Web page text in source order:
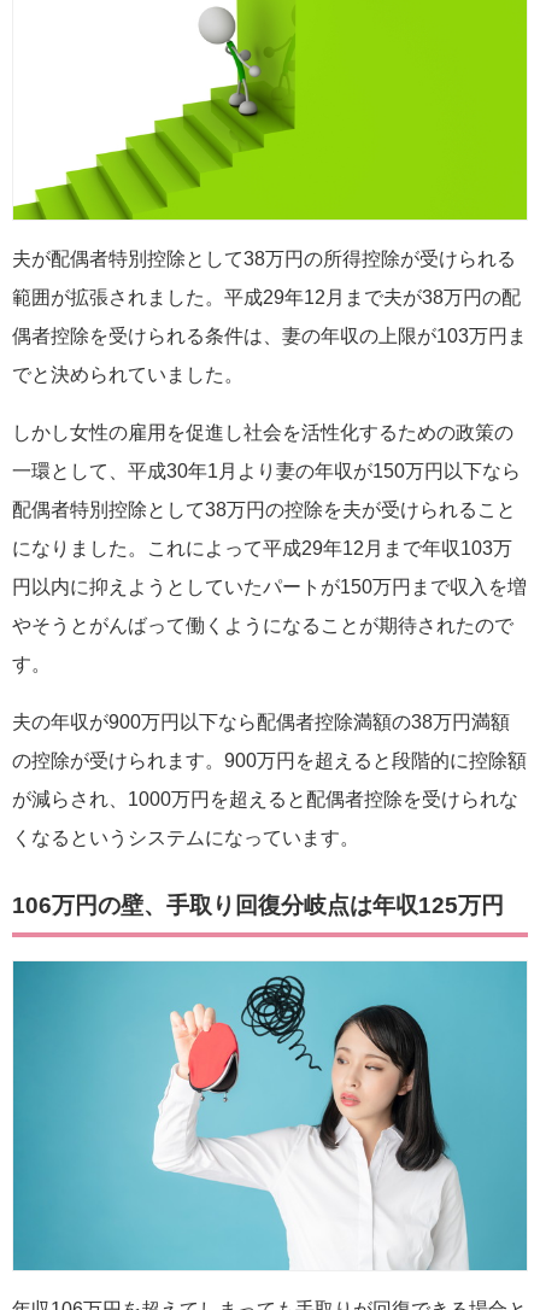
夫が配偶者特別控除として38万円の所得控除が受けられる
範囲が拡張されました。平成29年12月まで夫が38万円の配
偶者控除を受けられる条件は、妻の年収の上限が103万円ま
でと決められていました。
しかし女性の雇用を促進し社会を活性化するための政策の
一環として、平成30年1月より妻の年収が150万円以下なら
配偶者特別控除として38万円の控除を夫が受けられること
になりました。これによって平成29年12月まで年収103万
円以内に抑えようとしていたパートが150万円まで収入を増
やそうとがんばって働くようになることが期待されたので
す。
夫の年収が900万円以下なら配偶者控除満額の38万円満額
の控除が受けられます。900万円を超えると段階的に控除額
が減らされ、1000万円を超えると配偶者控除を受けられな
くなるというシステムになっています。
106万円の壁、手取り回復分岐点は年収125万円